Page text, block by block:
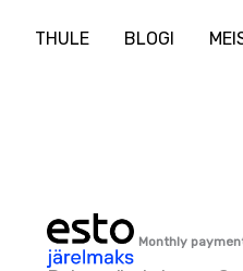
THULE BLOGI
Monthly
Thule
Tepui